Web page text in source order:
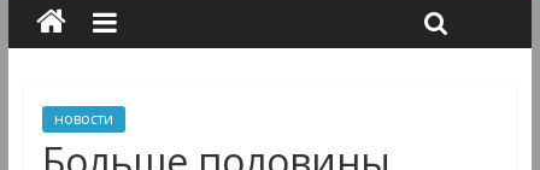
новости